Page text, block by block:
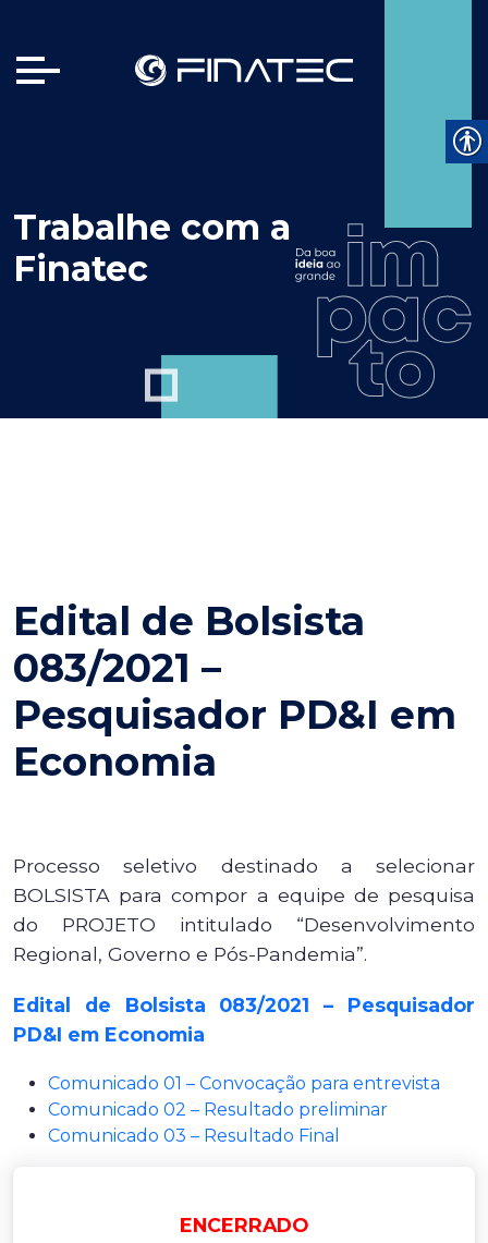
Trabalhe com a
Finatec
Edital de Bolsista
083/2021 –
Pesquisador PD&I em
Economia
Processo seletivo destinado a selecionar
BOLSISTA para compor a equipe de pesquisa
do PROJETO intitulado “Desenvolvimento
Regional, Governo e Pós-Pandemia”.
Edital de Bolsista 083/2021 – Pesquisador
PD&I em Economia
Comunicado 01 – Convocação para entrevista
Comunicado 02 – Resultado preliminar
Comunicado 03 – Resultado Final
ENCERRADO